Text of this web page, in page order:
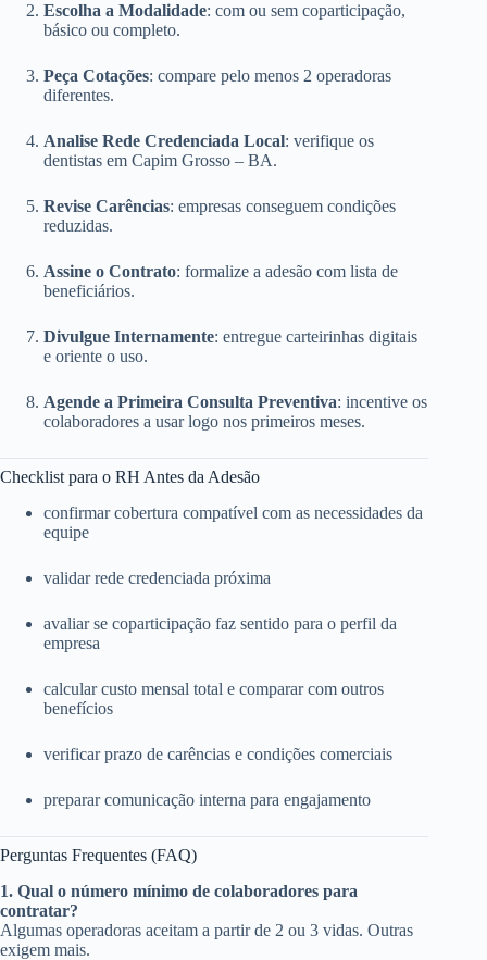
Escolha a Modalidade: com ou sem coparticipação,
básico ou completo.
Peça Cotações: compare pelo menos 2 operadoras
diferentes.
Analise Rede Credenciada Local: verifique os
dentistas em Capim Grosso – BA.
Revise Carências: empresas conseguem condições
reduzidas.
Assine o Contrato: formalize a adesão com lista de
beneficiários.
Divulgue Internamente: entregue carteirinhas digitais
e oriente o uso.
Agende a Primeira Consulta Preventiva: incentive os
colaboradores a usar logo nos primeiros meses.
Checklist para o RH Antes da Adesão
confirmar cobertura compatível com as necessidades da
equipe
validar rede credenciada próxima
avaliar se coparticipação faz sentido para o perfil da
empresa
calcular custo mensal total e comparar com outros
benefícios
verificar prazo de carências e condições comerciais
preparar comunicação interna para engajamento
Perguntas Frequentes (FAQ)
1. Qual o número mínimo de colaboradores para
contratar?
Algumas operadoras aceitam a partir de 2 ou 3 vidas. Outras
exigem mais.